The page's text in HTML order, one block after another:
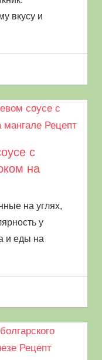
вкусу и
с
на
на углях,
у
и еды на